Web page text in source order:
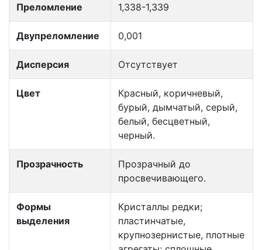
Преломление 1,338-1,339
Двупреломление 0,001
Дисперсия Отсутствует
Цвет
Красный, коричневый,
бурый, дымчатый, серый,
белый, бесцветный,
черный.
Прозрачность
Прозрачный до
просвечивающего.
Формы
выделения
Кристаллы редки;
пластинчатые,
крупнозернистые, плотные